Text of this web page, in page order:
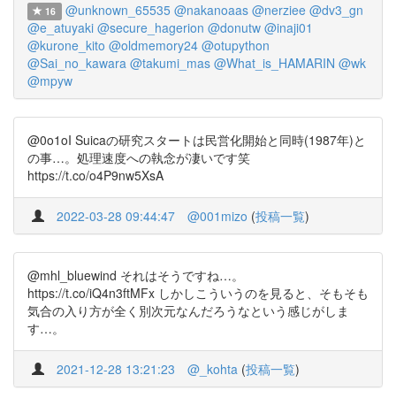
16 @unknown_65535 @nakanoaas @nerziee @dv3_gn
@e_atuyaki @secure_hagerion @donutw @inaji01
@kurone_kito @oldmemory24 @otupython
@Sai_no_kawara @takumi_mas @What_is_HAMARIN @wk
@mpyw
@0o1oI Suicaの研究スタートは民営化開始と同時(1987年)と
の事…。処理速度への執念が凄いです笑
https://t.co/o4P9nw5XsA
2022-03-28 09:44:47 @001mizo (投稿一覧)
@mhl_bluewind それはそうですね…。
https://t.co/iQ4n3ftMFx しかしこういうのを見ると、そもそも
気合の入り方が全く別次元なんだろうなという感じがしま
す…。
2021-12-28 13:21:23 @_kohta (投稿一覧)